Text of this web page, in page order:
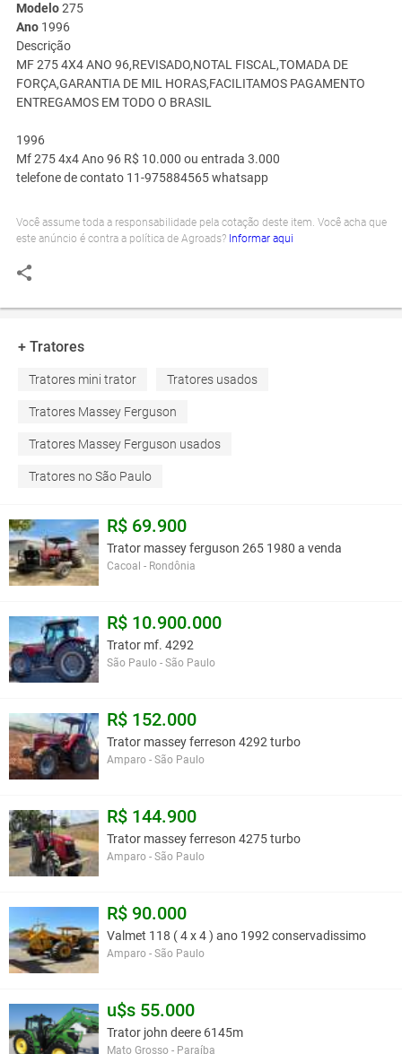
Modelo275
Ano1996
Descrição
MF 275 4X4 ANO 96,REVISADO,NOTAL FISCAL,TOMADA DE
FORÇA,GARANTIA DE MIL HORAS,FACILITAMOS PAGAMENTO
ENTREGAMOS EM TODO O BRASIL
1996
Mf 275 4x4 Ano 96 R$ 10.000 ou entrada 3.000
telefone de contato 11-975884565 whatsapp
Você assume toda a responsabilidade pela cotação deste item. Você acha que
este anúncio é contra a política de Agroads? Informar aqui
+ Tratores
Tratores mini trator Tratores usados
Tratores Massey Ferguson
Tratores Massey Ferguson usados
Tratores no São Paulo
R$ 69.900
Trator massey ferguson 265 1980 a venda
Cacoal - Rondônia
R$ 10.900.000
Trator mf. 4292
São Paulo - São Paulo
R$ 152.000
Trator massey ferreson 4292 turbo
Amparo - São Paulo
R$ 144.900
Trator massey ferreson 4275 turbo
Amparo - São Paulo
R$ 90.000
Valmet 118 ( 4 x 4 ) ano 1992 conservadissimo
Amparo - São Paulo
u$s 55.000
Trator john deere 6145m
Mato Grosso - Paraíba